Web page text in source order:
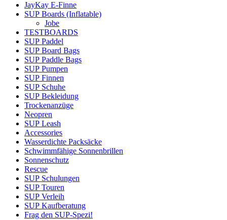
JayKay E-Finne
SUP Boards (Inflatable)
Jobe
TESTBOARDS
SUP Paddel
SUP Board Bags
SUP Paddle Bags
SUP Pumpen
SUP Finnen
SUP Schuhe
SUP Bekleidung
Trockenanzüge
Neopren
SUP Leash
Accessories
Wasserdichte Packsäcke
Schwimmfähige Sonnenbrillen
Sonnenschutz
Rescue
SUP Schulungen
SUP Touren
SUP Verleih
SUP Kaufberatung
Frag den SUP-Spezi!